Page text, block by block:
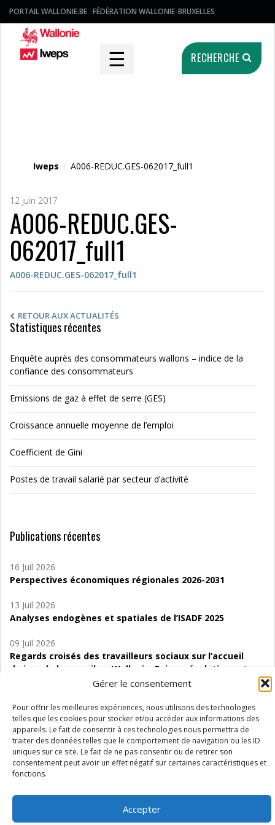
Gérer le consentement
Pour offrir les meilleures expériences, nous utilisons des technologies
telles que les cookies pour stocker et/ou accéder aux informations des
appareils. Le fait de consentir à ces technologies nous permettra de
traiter des données telles que le comportement de navigation ou les ID
uniques sur ce site. Le fait de ne pas consentir ou de retirer son
consentement peut avoir un effet négatif sur certaines caractéristiques et
fonctions.
Accepter
PORTAIL WALLONIE.BE FÉDÉRATION WALLONIE-BRUXELLES
☰ RECHERCHE
Iweps / A006-REDUC.GES-062017_full1
12 juin 2017
A006-REDUC.GES-
062017_full1
A006-REDUC.GES-062017_full1
RETOUR AUX ACTUALITÉS
Statistiques récentes
Enquête auprès des consommateurs wallons – indice de la
confiance des consommateurs
Emissions de gaz à effet de serre (GES)
Croissance annuelle moyenne de l’emploi
Coefficient de Gini
Postes de travail salarié par secteur d’activité
Publications récentes
16 Juil 2026
Perspectives économiques régionales 2026-2031
13 Juil 2026
Analyses endogènes et spatiales de l’ISADF 2025
09 Juil 2026
Regards croisés des travailleurs sociaux sur l’accueil
de jour de bas seuil en Wallonie. Enjeux, évolutions et
06 Juil 2026
Étude d’évaluabilité des Structures
d’accompagnement à l’autocréation d’emploi (SAACE)
01 Juil 2026
Pénurie du personnel infirmier :quels indicateurs
Wallonie ?